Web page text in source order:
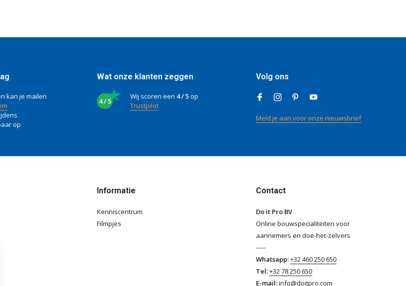
kan je mailen
op
Wat onze klanten zeggen
4 / 5
Wij scoren een 4 / 5op
Trustpilot
Volg ons
Meld je aan voor onze nieuwsbrief
Informatie
Kenniscentrum
Filmpjes
Contact
Do it Pro BV
Online bouwspecialiteiten voor
aannemers en doe-het-zelvers
-----
Whatsapp:+32 460 250 650
Tel:+32 78 250 650
E-mail:info@doitpro.com